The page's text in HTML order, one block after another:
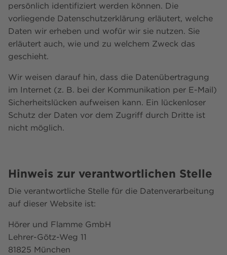
persönlich identifiziert werden können. Die
vorliegende Datenschutzerklärung erläutert, welche
Daten wir erheben und wofür wir sie nutzen. Sie
erläutert auch, wie und zu welchem Zweck das
geschieht.
Wir weisen darauf hin, dass die Datenübertragung
im Internet (z. B. bei der Kommunikation per E-Mail)
Sicherheitslücken aufweisen kann. Ein lückenloser
Schutz der Daten vor dem Zugriff durch Dritte ist
nicht möglich.
Hinweis zur verantwortlichen Stelle
Die verantwortliche Stelle für die Datenverarbeitung
auf dieser Website ist:
Hörer und Flamme GmbH
Lehrer-Götz-Weg 11
81825 München